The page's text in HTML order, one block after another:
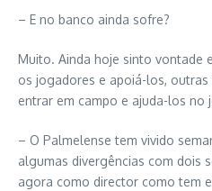
– E no banco ainda sofre?
Muito. Ainda hoje sinto vontade
os jogadores e apoiá-los, outras
entrar em campo e ajuda-los no
– O Palmelense tem vivido
algumas divergências com dois
agora como director como tem